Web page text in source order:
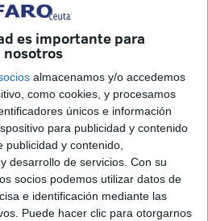
es importante para
nosotros
almacenamos y/o accedemos
como cookies, y procesamos
únicos e información
para publicidad y contenido
publicidad y contenido,
desarrollo de servicios. Con su
socios podemos utilizar datos de
e identificación mediante las
Puede hacer clic para otorgarnos
de la Comisión Sectorial de
monográfica dicho cese de
el procedimiento a seguir
en la información y
a los usuarios afectados.
presentó, el 2 de octubre,
acreedores ante elJuzgado
Madrid. Hasta la fecha el
Ciudad no tiene constancia de
se haya publicado ni en el